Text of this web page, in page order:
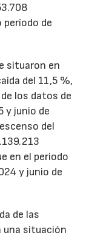
de
situaron en
del 11,5 %,
los datos de
y junio de
del
en el periodo
y junio de
de las
una situación